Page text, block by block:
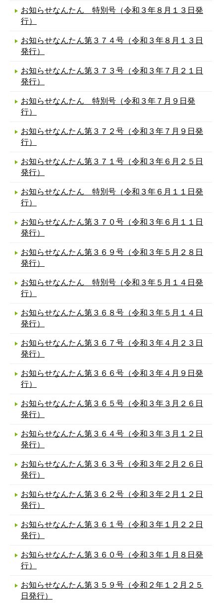
お知らせなんたん 特別号（令和３年８月１３日発
行）
お知らせなんたん第３７４号（令和３年８月１３日
発行）
お知らせなんたん第３７３号（令和３年７月２１日
発行）
お知らせなんたん 特別号（令和３年７月９日発
行）
お知らせなんたん第３７２号（令和３年７月９日発
行）
お知らせなんたん第３７１号（令和３年６月２５日
発行）
お知らせなんたん 特別号（令和３年６月１１日発
行）
お知らせなんたん第３７０号（令和３年６月１１日
発行）
お知らせなんたん第３６９号（令和３年５月２８日
発行）
お知らせなんたん 特別号（令和３年５月１４日発
行）
お知らせなんたん第３６８号（令和３年５月１４日
発行）
お知らせなんたん第３６７号（令和３年４月２３日
発行）
お知らせなんたん第３６６号（令和３年４月９日発
行）
お知らせなんたん第３６５号（令和３年３月２６日
発行）
お知らせなんたん第３６４号（令和３年３月１２日
発行）
お知らせなんたん第３６３号（令和３年２月２６日
発行）
お知らせなんたん第３６２号（令和３年２月１２日
発行）
お知らせなんたん第３６１号（令和３年１月２２日
発行）
お知らせなんたん第３６０号（令和３年１月８日発
行）
お知らせなんたん第３５９号（令和２年１２月２５
日発行）